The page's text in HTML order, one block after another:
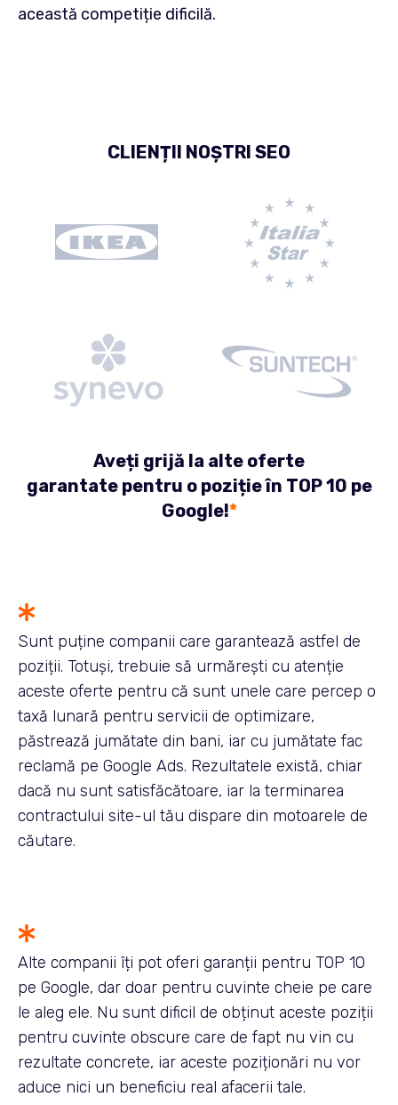
această competiție dificilă.
CLIENȚII NOȘTRI SEO
Aveți grijă la alte oferte
garantate pentru o poziție în TOP 10 pe
Google!*
Sunt puține companii care garantează astfel de
poziții. Totuși, trebuie să urmărești cu atenție
aceste oferte pentru că sunt unele care percep o
taxă lunară pentru servicii de optimizare,
păstrează jumătate din bani, iar cu jumătate fac
reclamă pe Google Ads. Rezultatele există, chiar
dacă nu sunt satisfăcătoare, iar la terminarea
contractului site-ul tău dispare din motoarele de
căutare.
Alte companii îți pot oferi garanții pentru TOP 10
pe Google, dar doar pentru cuvinte cheie pe care
le aleg ele. Nu sunt dificil de obținut aceste poziții
pentru cuvinte obscure care de fapt nu vin cu
rezultate concrete, iar aceste poziționări nu vor
aduce nici un beneficiu real afacerii tale.